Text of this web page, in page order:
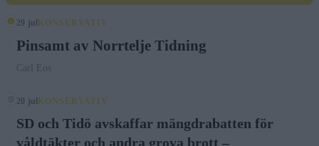
29 julKONSERVATIV
Pinsamt av Norrtelje Tidning
Carl Eos
20 julKONSERVATIV
SD och Tidö avskaffar mängdrabatten för
våldtäkter och andra grova brott –